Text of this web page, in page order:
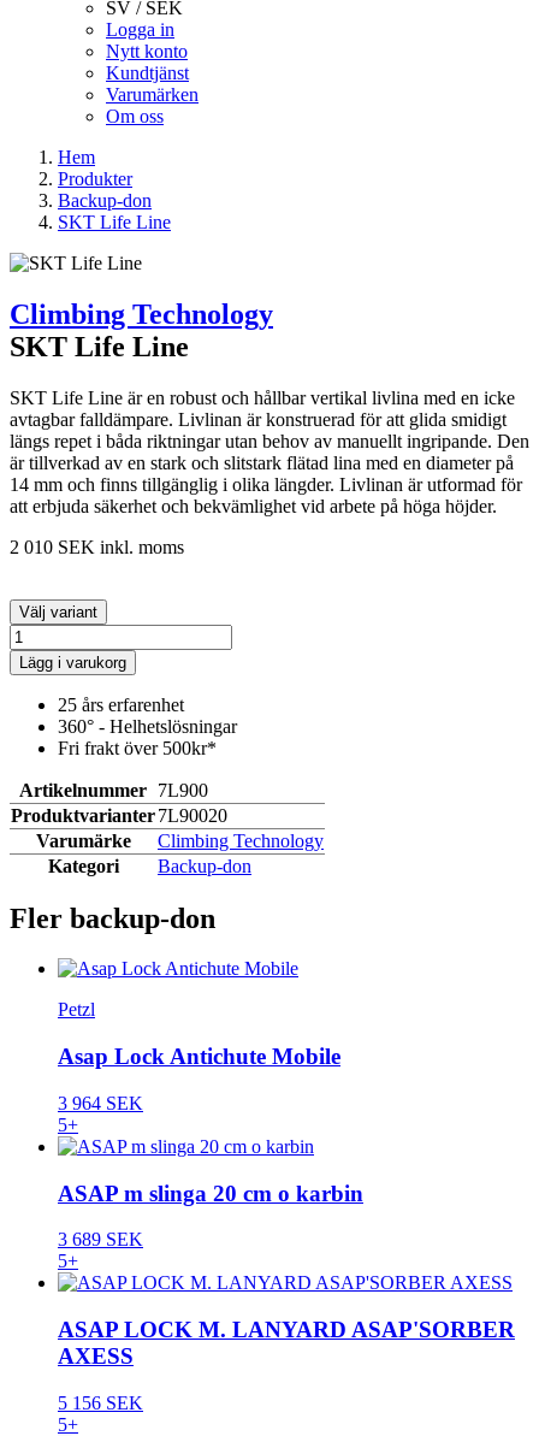
SV / SEK
Logga in
Nytt konto
Kundtjänst
Varumärken
Om oss
Hem
Produkter
Backup-don
SKT Life Line
Climbing Technology
SKT Life Line
SKT Life Line är en robust och hållbar vertikal livlina med en icke
avtagbar falldämpare. Livlinan är konstruerad för att glida smidigt
längs repet i båda riktningar utan behov av manuellt ingripande. Den
är tillverkad av en stark och slitstark flätad lina med en diameter på
14 mm och finns tillgänglig i olika längder. Livlinan är utformad för
att erbjuda säkerhet och bekvämlighet vid arbete på höga höjder.
2 010 SEK inkl. moms
Välj variant
Lägg i varukorg
25 års erfarenhet
360° - Helhetslösningar
Fri frakt över 500kr*
Artikelnummer 7L900
Produktvarianter7L90020
Varumärke
Climbing Technology
Kategori
Backup-don
Fler backup-don
Petzl
Asap Lock Antichute Mobile
3 964 SEK
5+
ASAP m slinga 20 cm o karbin
3 689 SEK
5+
ASAP LOCK M. LANYARD ASAP'SORBER
AXESS
5 156 SEK
5+